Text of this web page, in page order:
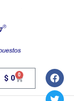
$ 0 0